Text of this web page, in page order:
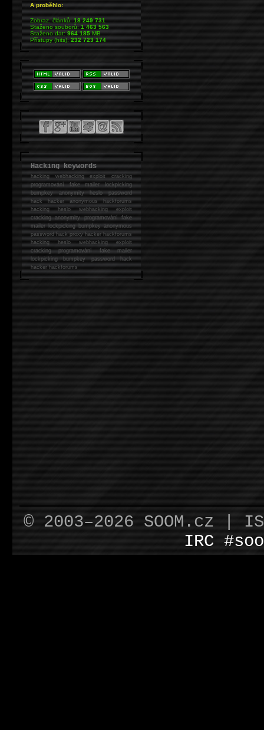
A proběhlo:
Zobraz. článků:18 249 731
Staženo souborů:1 463 563
Staženo dat:964 185MB
Přístupy (hits):232 723 174
Hacking keywords
hackingwebhacking exploit cracking
programování fake mailer lockpicking
bumpkey anonymity heslo password
hackhacker anonymous hackforums
hackingheslo webhacking exploit
cracking anonymity programování fake
mailer lockpicking bumpkey anonymous
password hack proxy hacker hackforums
hacking heslo webhacking exploit
cracking programování fake mailer
lockpicking bumpkey password hack
hackerhackforums
© 2003–2026 SOOM.cz |
IRC